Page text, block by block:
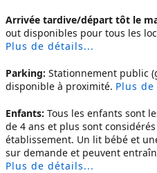
Arrivée tardive/départ tôt le
out disponibles pour tous les
Plus de détails...
Parking: Stationnement public
disponible à proximité. Plus
Enfants: Tous les enfants sont
de 4 ans et plus sont
établissement. Un lit bébé et
sur demande et peuvent
Plus de détails...